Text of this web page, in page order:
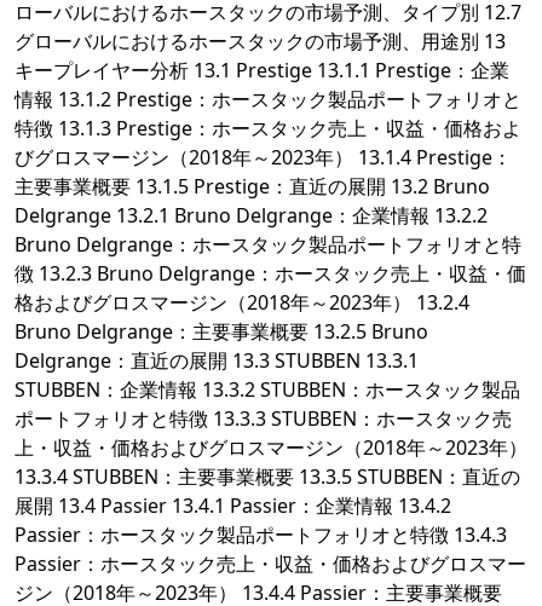
ローバルにおけるホースタックの市場予測、タイプ別 12.7
グローバルにおけるホースタックの市場予測、用途別 13
キープレイヤー分析 13.1 Prestige 13.1.1 Prestige：企業
情報 13.1.2 Prestige：ホースタック製品ポートフォリオと
特徴 13.1.3 Prestige：ホースタック売上・収益・価格およ
びグロスマージン（2018年～2023年） 13.1.4 Prestige：
主要事業概要 13.1.5 Prestige：直近の展開 13.2 Bruno
Delgrange 13.2.1 Bruno Delgrange：企業情報 13.2.2
Bruno Delgrange：ホースタック製品ポートフォリオと特
徴 13.2.3 Bruno Delgrange：ホースタック売上・収益・価
格およびグロスマージン（2018年～2023年） 13.2.4
Bruno Delgrange：主要事業概要 13.2.5 Bruno
Delgrange：直近の展開 13.3 STUBBEN 13.3.1
STUBBEN：企業情報 13.3.2 STUBBEN：ホースタック製品
ポートフォリオと特徴 13.3.3 STUBBEN：ホースタック売
上・収益・価格およびグロスマージン（2018年～2023年）
13.3.4 STUBBEN：主要事業概要 13.3.5 STUBBEN：直近の
展開 13.4 Passier 13.4.1 Passier：企業情報 13.4.2
Passier：ホースタック製品ポートフォリオと特徴 13.4.3
Passier：ホースタック売上・収益・価格およびグロスマー
ジン（2018年～2023年） 13.4.4 Passier：主要事業概要